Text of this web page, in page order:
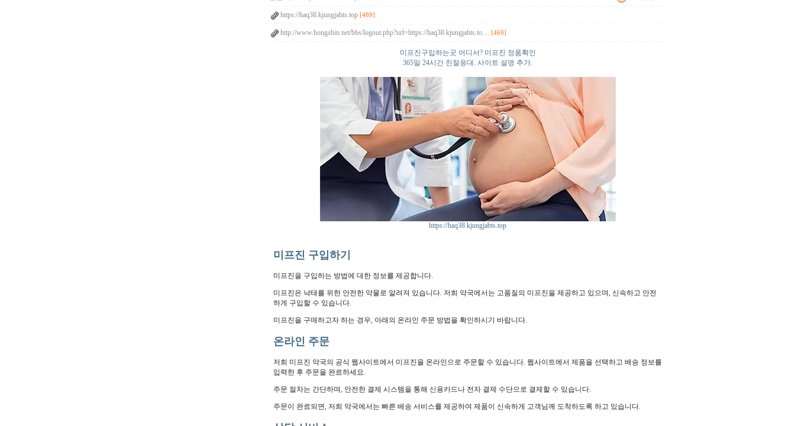
https://haq38.kjungjabts.top [489]
http://www.hongshin.net/bbs/logout.php?url=https://haq38.kjungjabts.to… [469]
미프진구입하는곳 어디서? 미프진 정품확인
365일 24시간 친절응대. 사이트 설명 추가.
https://haq38.kjungjabts.top
미프진 구입하기
미프진을 구입하는 방법에 대한 정보를 제공합니다.
미프진은 낙태를 위한 안전한 약물로 알려져 있습니다. 저희 약국에서는 고품질의 미프진을 제공하고 있으며, 신속하고 안전
하게 구입할 수 있습니다.
미프진을 구매하고자 하는 경우, 아래의 온라인 주문 방법을 확인하시기 바랍니다.
온라인 주문
저희 미프진 약국의 공식 웹사이트에서 미프진을 온라인으로 주문할 수 있습니다. 웹사이트에서 제품을 선택하고 배송 정보를
입력한 후 주문을 완료하세요.
주문 절차는 간단하며, 안전한 결제 시스템을 통해 신용카드나 전자 결제 수단으로 결제할 수 있습니다.
주문이 완료되면, 저희 약국에서는 빠른 배송 서비스를 제공하여 제품이 신속하게 고객님께 도착하도록 하고 있습니다.